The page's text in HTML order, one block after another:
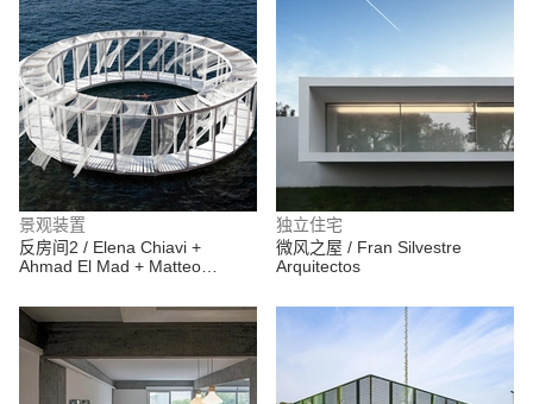
景观装置
反房间2 / Elena Chiavi +
Ahmad El Mad + Matteo
独立住宅
微风之屋 / Fran Silvestre
Arquitectos